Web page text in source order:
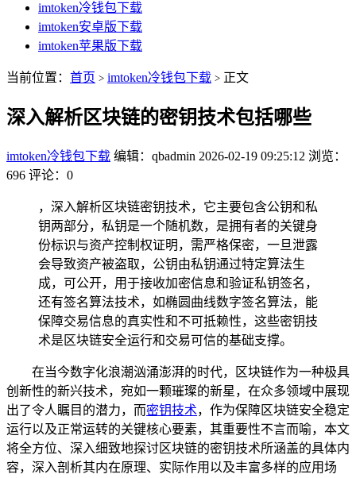
imtoken冷钱包下载
imtoken安卓版下载
imtoken苹果版下载
当前位置： 首页 > imtoken冷钱包下载 > 正文
深入解析区块链的密钥技术包括哪些
imtoken冷钱包下载 编辑：qbadmin 2026-02-19 09:25:12 浏览：
696 评论：0
，深入解析区块链密钥技术，它主要包含公钥和私
钥两部分，私钥是一个随机数，是拥有者的关键身
份标识与资产控制权证明，需严格保密，一旦泄露
会导致资产被盗取，公钥由私钥通过特定算法生
成，可公开，用于接收加密信息和验证私钥签名，
还有签名算法技术，如椭圆曲线数字签名算法，能
保障交易信息的真实性和不可抵赖性，这些密钥技
术是区块链安全运行和交易可信的基础支撑。
在当今数字化浪潮汹涌澎湃的时代，区块链作为一种极具
创新性的新兴技术，宛如一颗璀璨的新星，在众多领域中展现
出了令人瞩目的潜力，而密钥技术，作为保障区块链安全稳定
运行以及正常运转的关键核心要素，其重要性不言而喻，本文
将全方位、深入细致地探讨区块链的密钥技术所涵盖的具体内
容，深入剖析其内在原理、实际作用以及丰富多样的应用场